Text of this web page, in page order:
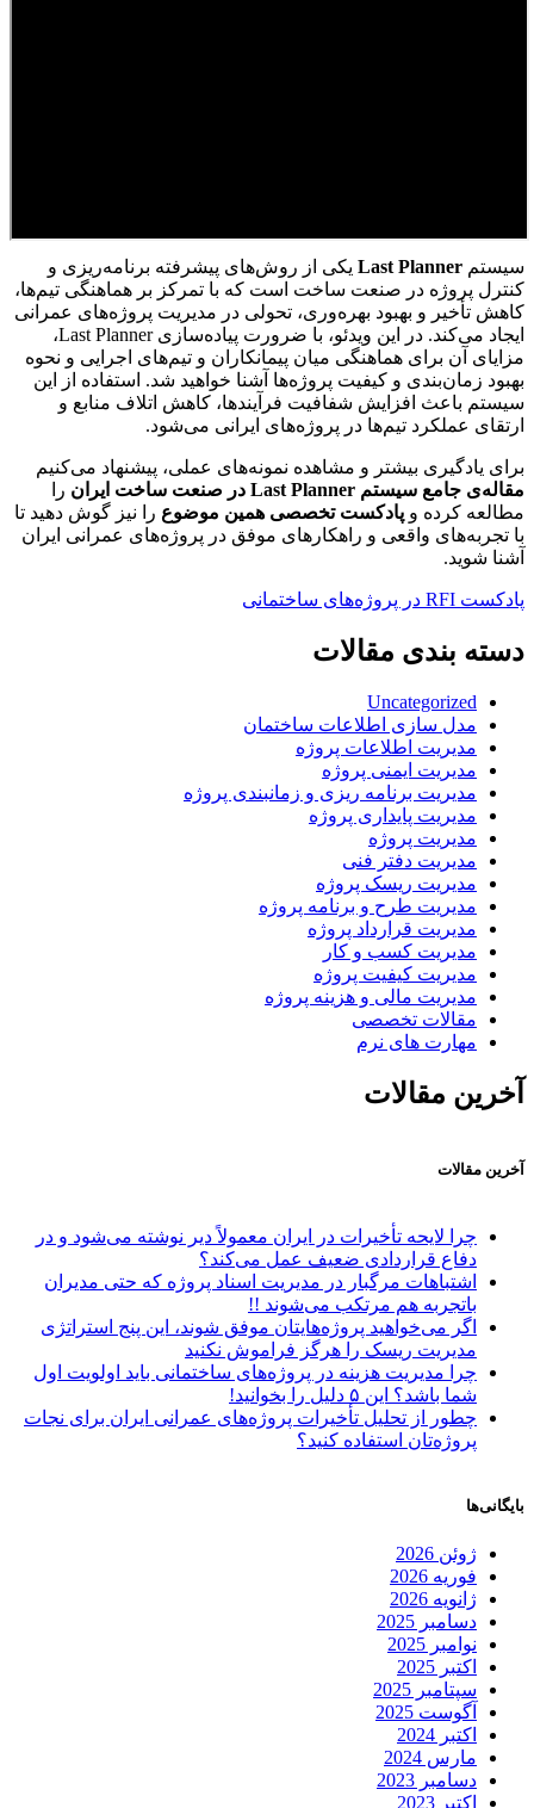
سیستم Last Planner یکی از روش‌های پیشرفته برنامه‌ریزی و
کنترل پروژه در صنعت ساخت است که با تمرکز بر هماهنگی تیم‌ها،
کاهش تأخیر و بهبود بهره‌وری، تحولی در مدیریت پروژه‌های عمرانی
ایجاد می‌کند. در این ویدئو، با ضرورت پیاده‌سازی Last Planner،
مزایای آن برای هماهنگی میان پیمانکاران و تیم‌های اجرایی و نحوه
بهبود زمان‌بندی و کیفیت پروژه‌ها آشنا خواهید شد. استفاده از این
سیستم باعث افزایش شفافیت فرآیندها، کاهش اتلاف منابع و
ارتقای عملکرد تیم‌ها در پروژه‌های ایرانی می‌شود.
برای یادگیری بیشتر و مشاهده نمونه‌های عملی، پیشنهاد می‌کنیم
مقاله‌ی جامع سیستم Last Planner در صنعت ساخت ایران
را
مطالعه کرده و پادکست تخصصی همین موضوع را نیز گوش دهید تا
با تجربه‌های واقعی و راهکارهای موفق در پروژه‌های عمرانی ایران
آشنا شوید.
پادکست RFI در پروژه‌های ساختمانی
دسته بندی مقالات
Uncategorized
مدل سازی اطلاعات ساختمان
مدیریت اطلاعات پروژه
مدیریت ایمنی پروژه
مدیریت برنامه ریزی و زمانبندی پروژه
مدیریت پایداری پروژه
مدیریت پروژه
مدیریت دفتر فنی
مدیریت ریسک پروژه
مدیریت طرح و برنامه پروژه
مدیریت قرارداد پروژه
مدیریت کسب و کار
مدیریت کیفیت پروژه
مدیریت مالی و هزینه پروژه
مقالات تخصصی
مهارت های نرم
آخرین مقالات
آخرین مقالات
چرا لایحه تأخیرات در ایران معمولاً دیر نوشته می‌شود و در
دفاع قراردادی ضعیف عمل می‌کند؟
اشتباهات مرگبار در مدیریت اسناد پروژه که حتی مدیران
باتجربه هم مرتکب می‌شوند !!
اگر می‌خواهید پروژه‌هایتان موفق شوند، این پنج استراتژی
مدیریت ریسک را هرگز فراموش نکنید
چرا مدیریت هزینه در پروژه‌های ساختمانی باید اولویت اول
شما باشد؟ این ۵ دلیل را بخوانید!
چطور از تحلیل تأخیرات پروژه‌های عمرانی ایران برای نجات
پروژه‌تان استفاده کنید؟
بایگانی‌ها
ژوئن 2026
فوریه 2026
ژانویه 2026
دسامبر 2025
نوامبر 2025
اکتبر 2025
سپتامبر 2025
آگوست 2025
اکتبر 2024
مارس 2024
دسامبر 2023
اکتبر 2023